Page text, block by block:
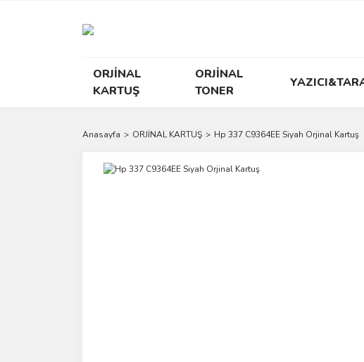
ORJİNAL
KARTUŞ
ORJİNAL
TONER
Anasayfa ORJİNAL KARTUŞ Hp 337 C9364EE Siyah Orjinal Kartuş